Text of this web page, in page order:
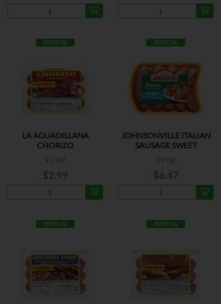
ESPECIAL
LA AGUADILLANA
CHORIZO
9.5 OZ
$2.99
ESPECIAL
JOHNSONVILLE ITALIAN
SAUSAGE SWEET
19 OZ
$6.47
ESPECIAL ESPECIAL